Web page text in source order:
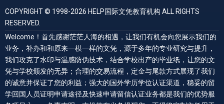
COPYRIGHT © 1998-2026 HELP国际文凭教育机构 ALL RIGHTS
RESERVED.
Welcome！首先感谢茫茫人海的相遇，让我们有机会向您展示我们的
业务，补办和和原来一模一样的文凭，源于多年的专业研究与提升，
我们攻克了水印与温感防伪技术，结合学校出产的毕业纸，让您的文
凭与学校颁发的无异；合理的交易流程，定金与尾款方式展现了我们
的诚意并保证了您的利益；强大的国外学历学位认证渠道，稳妥的留
学回国人员证明申请途径及快速申请留信认证业务都是我们的优势服